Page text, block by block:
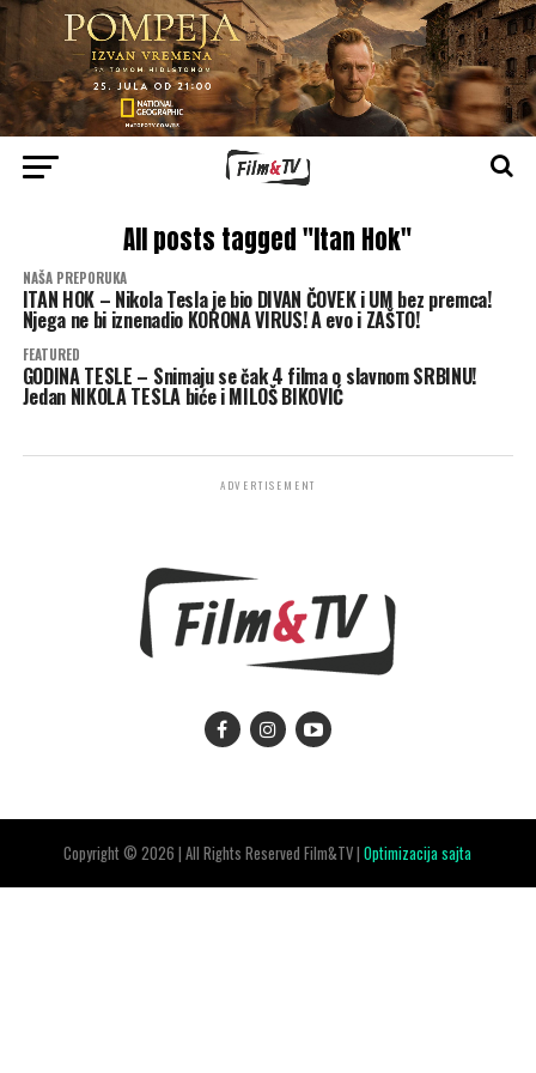
All posts tagged "Itan Hok"
NAŠA PREPORUKA
ITAN HOK – Nikola Tesla je bio DIVAN ČOVEK i UM bez premca!
Njega ne bi iznenadio KORONA VIRUS! A evo i ZAŠTO!
FEATURED
GODINA TESLE – Snimaju se čak 4 filma o slavnom SRBINU!
Jedan NIKOLA TESLA biće i MILOŠ BIKOVIĆ
ADVERTISEMENT
Copyright © 2026 | All Rights Reserved Film&TV |Optimizacija sajta